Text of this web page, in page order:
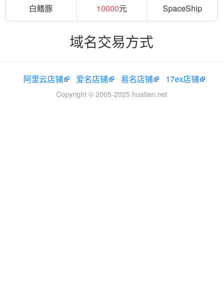
白鳍豚
10000元 SpaceShip
域名交易方式
阿里云店铺 爱名店铺 易名店铺 17ex店铺
Copyright © 2005-2025 huatian.net